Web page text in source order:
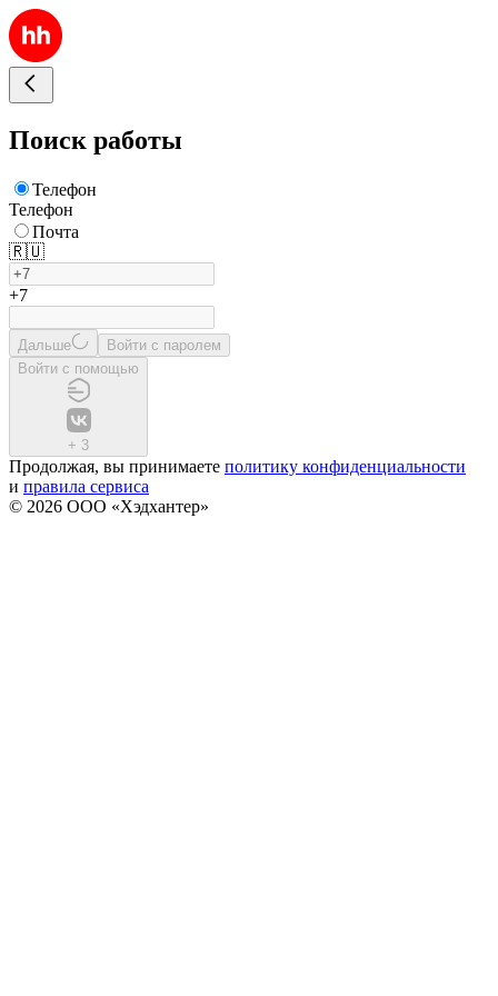
Поиск работы
Телефон
Телефон
Почта
🇷🇺
+7
Дальше
Войти с паролем
Войти с помощью
+ 3
Продолжая, вы принимаете политику конфиденциальности
и правила сервиса
© 2026 ООО «Хэдхантер»